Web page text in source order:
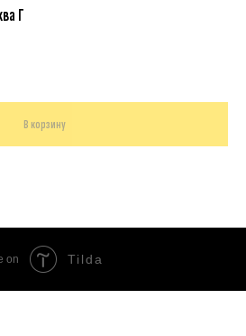
Г
В корзину
on Tilda